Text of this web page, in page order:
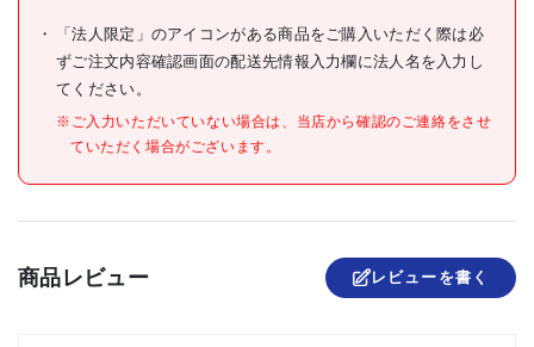
●下穴径(mm):4.2
●加工ねじ:メートルねじ
●先端食付き:1.5山
材質/仕上 ●合金工具鋼(SKS2)
セット内容/付属品
「法人限定」のアイコンがある商品をご購入いただく際は必
ずご注文内容確認画面の配送先情報入力欄に法人名を入力し
てください。
※ご入力いただいていない場合は、当店から確認のご連絡をさせ
ていただく場合がございます。
商品レビュー レビューを書く